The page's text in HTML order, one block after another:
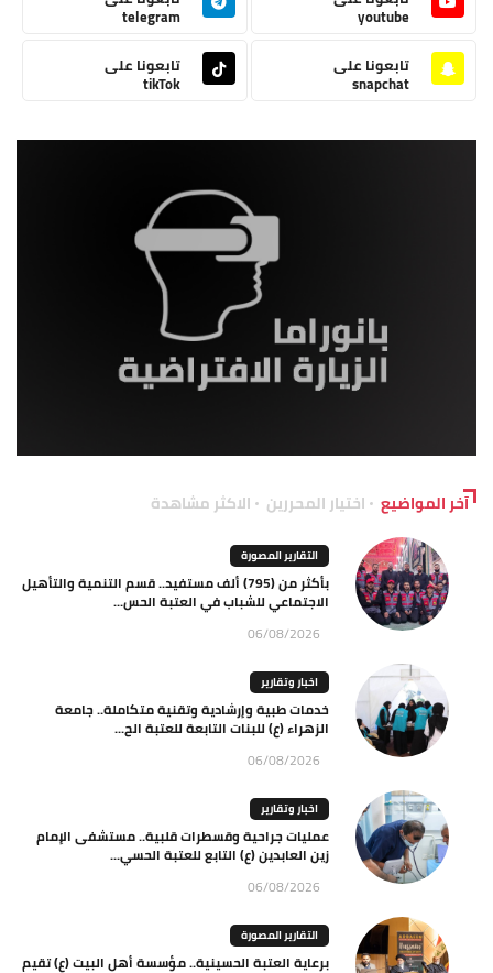
youtube
telegram
تابعونا على
snapchat
تابعونا على
tikTok
آخر المواضيع اختيار المحررين الاكثر مشاهدة
التقارير المصورة
بأكثر من (795) ألف مستفيد.. قسم التنمية والتأهيل
الاجتماعي للشباب في العتبة الحس...
06/08/2026
اخبار وتقارير
خدمات طبية وإرشادية وتقنية متكاملة.. جامعة
الزهراء (ع) للبنات التابعة للعتبة الح...
06/08/2026
اخبار وتقارير
عمليات جراحية وقسطرات قلبية.. مستشفى الإمام
زين العابدين (ع) التابع للعتبة الحسي...
06/08/2026
التقارير المصورة
برعاية العتبة الحسينية.. مؤسسة أهل البيت (ع) تقيم